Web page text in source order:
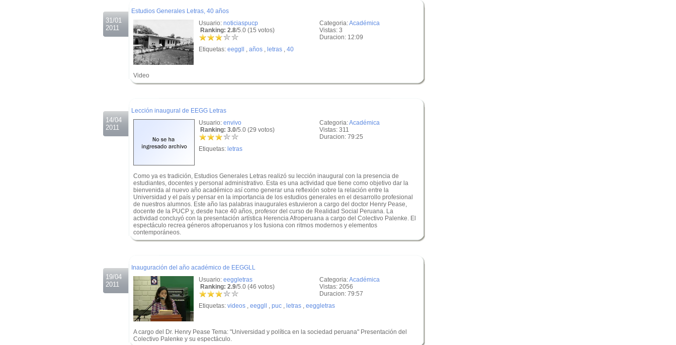
31/01
2011
Estudios Generales Letras, 40 años
Categoria:Académica
Vistas: 3
Duracion: 12:09
Usuario: noticiaspucp
Ranking: 2.8/5.0 (15 votos)
Etiquetas: eeggll , años , letras , 40
Video
14/04
2011
Lección inaugural de EEGG Letras
Categoria:Académica
Vistas: 311
Duracion: 79:25
Usuario: envivo
Ranking: 3.0/5.0 (29 votos)
Etiquetas: letras
Como ya es tradición, Estudios Generales Letras realizó su lección inaugural con la presencia de
estudiantes, docentes y personal administrativo. Esta es una actividad que tiene como objetivo dar la
bienvenida al nuevo año académico así como generar una reflexión sobre la relación entre la
Universidad y el país y pensar en la importancia de los estudios generales en el desarrollo profesional
de nuestros alumnos. Este año las palabras inaugurales estuvieron a cargo del doctor Henry Pease,
docente de la PUCP y, desde hace 40 años, profesor del curso de Realidad Social Peruana. La
actividad concluyó con la presentación artística Herencia Afroperuana a cargo del Colectivo Palenke. El
espectáculo recrea géneros afroperuanos y los fusiona con ritmos modernos y elementos
contemporáneos.
19/04
2011
Inauguración del año académico de EEGGLL
Categoria:Académica
Vistas: 2056
Duracion: 79:57
Usuario: eeggletras
Ranking: 2.9/5.0 (46 votos)
Etiquetas: videos , eeggll , puc , letras , eeggletras
A cargo del Dr. Henry Pease Tema: "Universidad y política en la sociedad peruana" Presentación del
Colectivo Palenke y su espectáculo.